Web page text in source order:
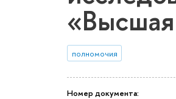
полномочия
Номер документа: